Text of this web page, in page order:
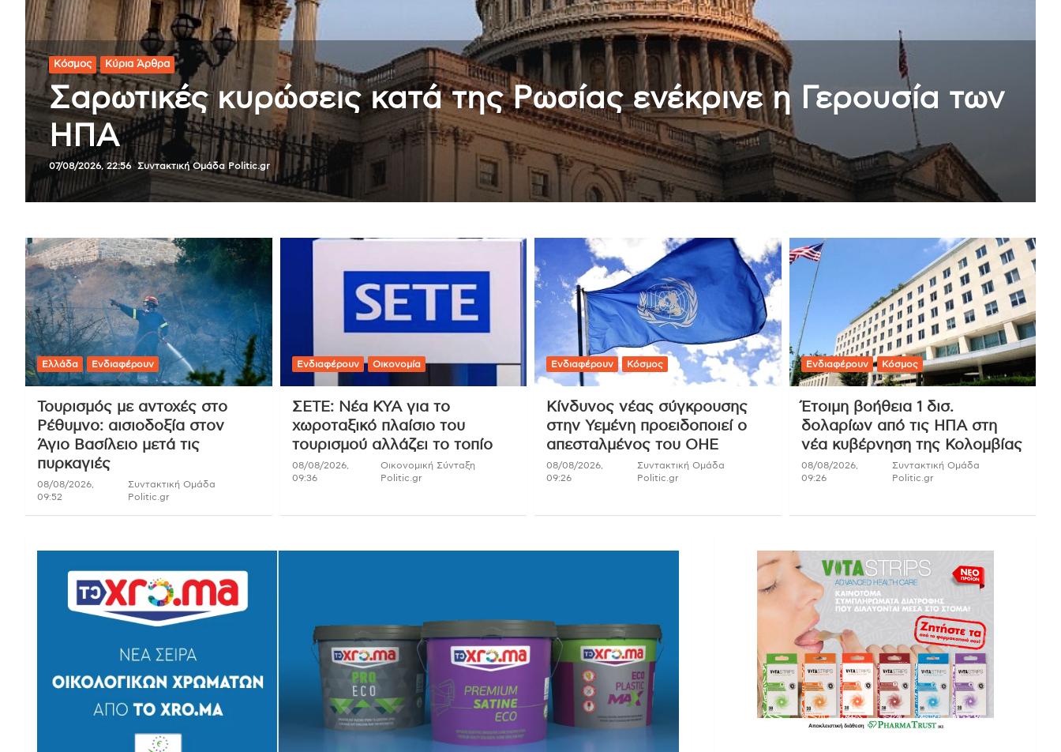
Αστυνομικό Κύρια Άρθρα
Marfin: Η 46χρονη αρνείται την εμπλοκή στον εμπρησμό – Τι
υποστηρίζει ο δικηγόρος της
07/08/2026, 13:03 Newsroom
Ελλάδα Ενδιαφέρουν
Τουρισμός με αντοχές στο
Ρέθυμνο: αισιοδοξία στον
Άγιο Βασίλειο μετά τις
πυρκαγιές
08/08/2026,
09:52
Συντακτική Ομάδα
Politic.gr
Ενδιαφέρουν Οικονομία
ΣΕΤΕ: Νέα ΚΥΑ για το
χωροταξικό πλαίσιο του
τουρισμού αλλάζει το τοπίο
08/08/2026,
09:36
Οικονομική Σύνταξη
Politic.gr
Ενδιαφέρουν Κόσμος
Κίνδυνος νέας σύγκρουσης
στην Υεμένη προειδοποιεί ο
απεσταλμένος του ΟΗΕ
08/08/2026,
09:26
Συντακτική Ομάδα
Politic.gr
Ενδιαφέρουν Κόσμος
Έτοιμη βοήθεια 1 δισ.
δολαρίων από τις ΗΠΑ στη
νέα κυβέρνηση της Κολομβίας
08/08/2026,
09:26
Συντακτική Ομάδα
Politic.gr